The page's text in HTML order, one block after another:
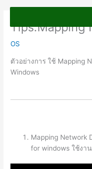
content
Tips:Mapping
OS
ตัวอย่างการ ใช้ Mapping
Windows
Mapping Network
for windows ใช้งา